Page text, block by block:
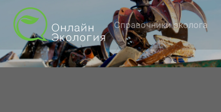
Справочники эколога